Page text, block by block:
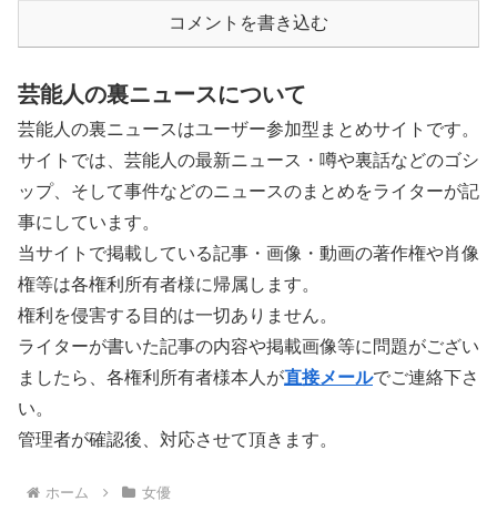
コメントを書き込む
芸能人の裏ニュースについて
芸能人の裏ニュースはユーザー参加型まとめサイトです。
サイトでは、芸能人の最新ニュース・噂や裏話などのゴシ
ップ、そして事件などのニュースのまとめをライターが記
事にしています。
当サイトで掲載している記事・画像・動画の著作権や肖像
権等は各権利所有者様に帰属します。
権利を侵害する目的は一切ありません。
ライターが書いた記事の内容や掲載画像等に問題がござい
ましたら、各権利所有者様本人が直接メールでご連絡下さ
い。
管理者が確認後、対応させて頂きます。
ホーム 女優